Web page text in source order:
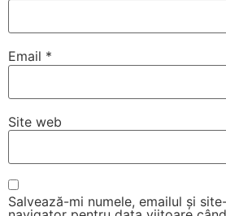
Email *
Site web
Salvează-mi numele, emailul și